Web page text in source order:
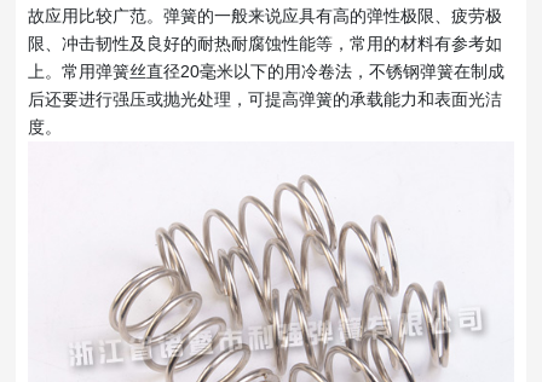
故应用比较广范。弹簧的一般来说应具有高的弹性极限、疲劳极
限、冲击韧性及良好的耐热耐腐蚀性能等，常用的材料有参考如
上。常用弹簧丝直径20毫米以下的用冷卷法，不锈钢弹簧在制成
后还要进行强压或抛光处理，可提高弹簧的承载能力和表面光洁
度。